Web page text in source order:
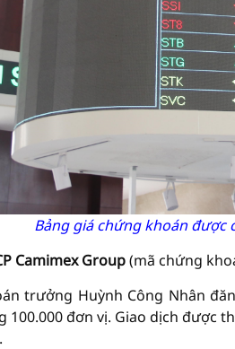
Bảng giá chứng khoán được
Camimex Group(mã chứng
trưởng Huỳnh Công Nhân
100.000 đơn vị. Giao dịch được